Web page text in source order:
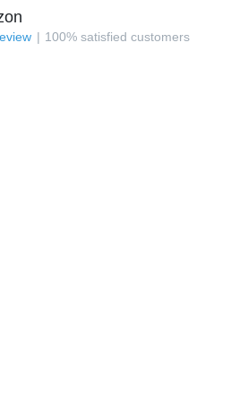
100% satisfied customers